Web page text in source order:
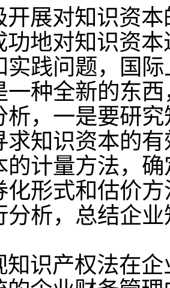
展对知识资本
地对知识资本
实践问题，国
一种全新的东
析，一是要研
求知识资本的
的计量方法，
化形式和估价
分析，总结企
识产权法在企